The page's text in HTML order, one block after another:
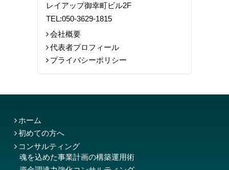
レイアップ御幸町ビル2F
TEL:050-3629-1815
会社概要
代表者プロフィール
プライバシーポリシー
ホーム
初めての方へ
コンサルティング
魂を込めた事業計画の構築運用術